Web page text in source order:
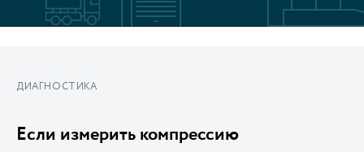
ДИАГНОСТИКА
Если измерить компрессию